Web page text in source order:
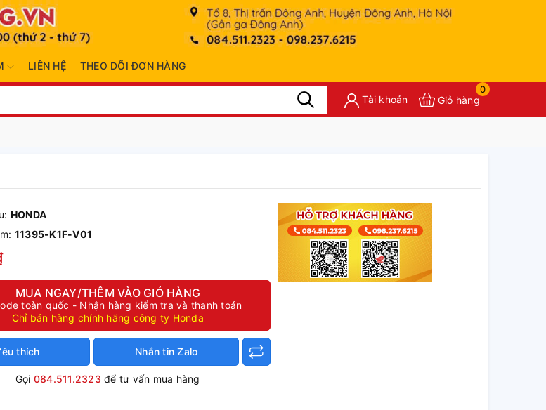
LIÊN HỆ THEO DÕI ĐƠN HÀNG
Tài khoản
0
Giỏ hàng
HONDA
11395-K1F-V01
MUA NGAY/THÊM VÀO GIỎ HÀNG
toàn quốc - Nhận hàng kiểm tra và thanh toán
Chỉ bán hàng chính hãng công ty Honda
thích Nhắn tin Zalo
Gọi 084.511.2323 để tư vấn mua hàng